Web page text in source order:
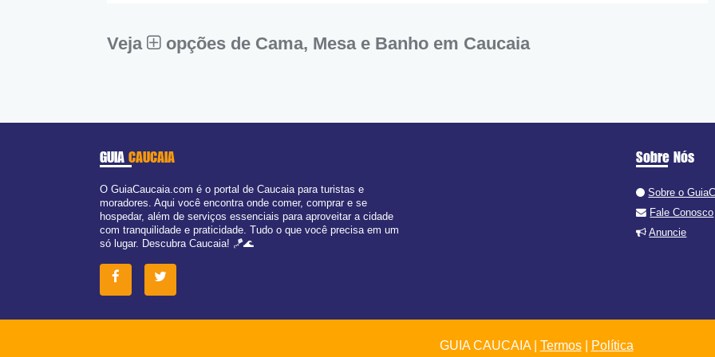
Veja opções de Cama, Mesa e Banho em Caucaia
GUIACAUCAIA
O GuiaCaucaia.com é o portal de Caucaia para turistas e
moradores. Aqui você encontra onde comer, comprar e se
hospedar, além de serviços essenciais para aproveitar a cidade
com tranquilidade e praticidade. Tudo o que você precisa em um
só lugar. Descubra Caucaia! 🪁🌊
Sobre Nós
Sobre o
Fale Conosco
Anuncie
GUIA CAUCAIA | Termos| Política